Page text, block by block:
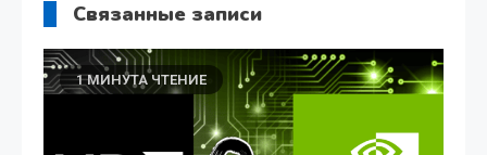
Связанные записи
1 МИНУТА ЧТЕНИЕ